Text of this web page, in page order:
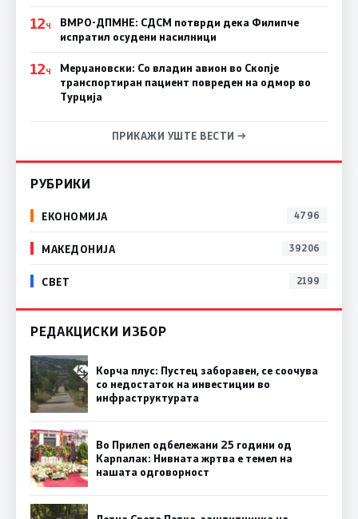
12Ч
ВМРО-ДПМНЕ: СДСM потврди дека Филипче
испратил осудени насилници
12Ч
Мерџановски: Со владин авион во Скопје
транспортиран пациент повреден на одмор во
Турција
ПРИКАЖИ УШТЕ ВЕСТИ →
РУБРИКИ
ЕКОНОМИЈА 4796
МАКЕДОНИЈА 39206
СВЕТ 2199
РЕДАКЦИСКИ ИЗБОР
Корча плус: Пустец заборавен, се соочува
со недостаток на инвестиции во
инфраструктурата
Во Прилеп одбележани 25 години од
Карпалак: Нивната жртва е темел на
нашата одговорност